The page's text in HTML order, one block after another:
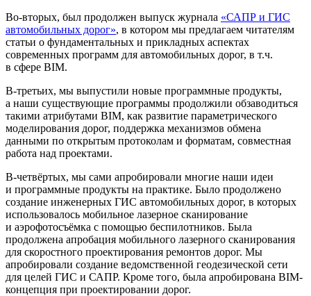
Во-вторых, был продолжен выпуск журнала «САПР и ГИС
автомобильных дорог», в котором мы предлагаем читателям
статьи о фундаментальных и прикладных аспектах
современных программ для автомобильных дорог, в т.ч.
в сфере BIM.
В-третьих, мы выпустили новые программные продукты,
а наши существующие программы продолжили обзаводиться
такими атрибутами BIM, как развитие параметрического
моделирования дорог, поддержка механизмов обмена
данными по открытым протоколам и форматам, совместная
работа над проектами.
В-четвёртых, мы сами апробировали многие наши идеи
и программные продукты на практике. Было продолжено
создание инженерных ГИС автомобильных дорог, в которых
использовалось мобильное лазерное сканирование
и аэрофотосъёмка с помощью беспилотников. Была
продолжена апробация мобильного лазерного сканирования
для скоростного проектирования ремонтов дорог. Мы
апробировали создание ведомственной геодезической сети
для целей ГИС и САПР. Кроме того, была апробирована BIM-
концепция при проектировании дорог.